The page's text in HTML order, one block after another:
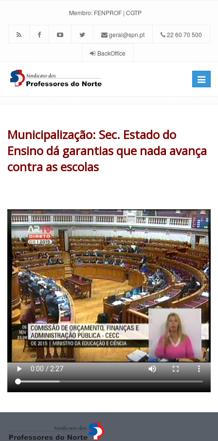
Membro: FENPROF | CGTP
geral@spn.pt 22 60 70 500
BackOffice
Toggle
Municipalização: Sec. Estado do
Ensino dá garantias que nada avança
contra as escolas